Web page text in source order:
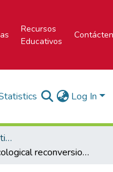
Recursos
Educativos
Log In
Portal de Revistas del Instituto Tecnológico de Costa Rica
Agroecological reconversion of moorlands in Colombia: proposal for a farm’s classification tool